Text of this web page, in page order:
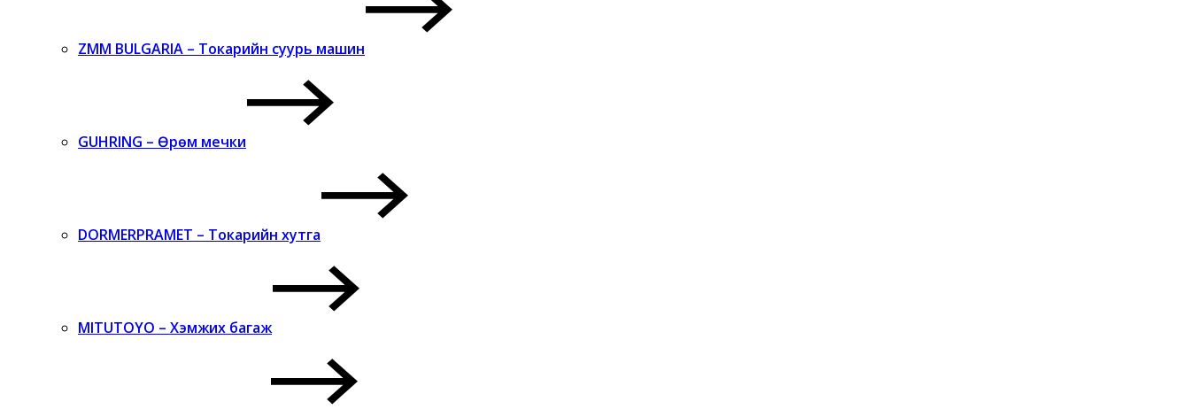
ZMM BULGARIA – Токарийн суурь машин
GUHRING – Өрөм мечки
DORMERPRAMET – Токарийн хутга
MITUTOYO – Хэмжих багаж